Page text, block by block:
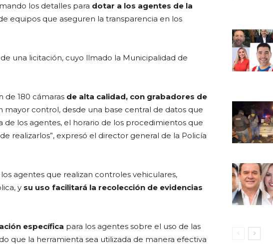
los detalles para dotar a los agentes de la
equipos que aseguren la transparencia en los
una licitación, cuyo llmado la Municipalidad de
de 180 cámaras de alta calidad, con grabadores de
mayor control, desde una base central de datos que
los agentes, el horario de los procedimientos que
realizarlos”, expresó el director general de la Policía
agentes que realizan controles vehiculares,
y su uso facilitará la recolección de evidencias
específica para los agentes sobre el uso de las
que la herramienta sea utilizada de manera efectiva